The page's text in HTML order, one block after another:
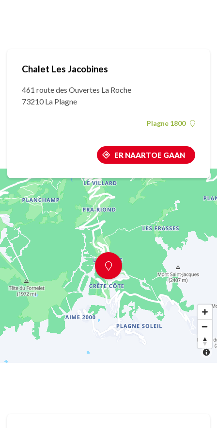
Chalet Les Jacobines
461 route des Ouvertes La Roche
73210 La Plagne
Plagne 1800
ER NAARTOE GAAN